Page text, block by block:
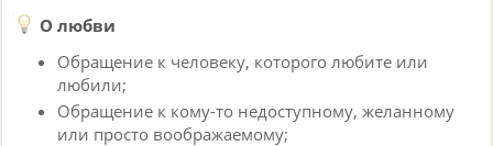
О любви
Обращение к человеку, которого любите или
любили;
Обращение к кому-то недоступному, желанному
или просто воображаемому;